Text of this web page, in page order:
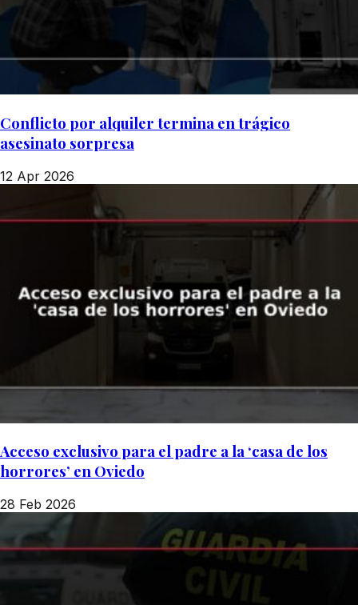
Conflicto por alquiler termina en trágico
asesinato sorpresa
12 Apr 2026
Acceso exclusivo para el padre a la ‘casa de los
horrores’ en Oviedo
28 Feb 2026